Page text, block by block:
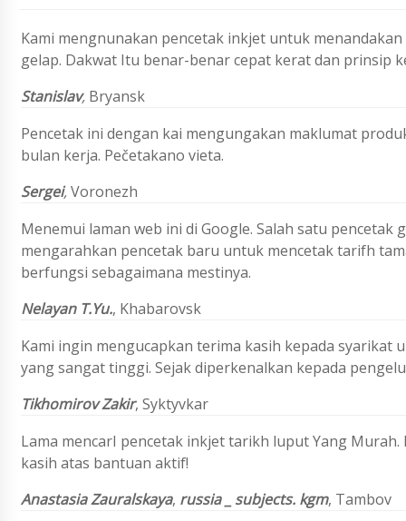
Kami mengnunakan pencetak inkjet untuk
gelap. Dakwat Itu benar-benar cepat kerat dan prinsip
Stanislav, Bryansk
Pencetak ini dengan kai mengungakan maklumat
bulan kerja. Pečetakano vieta.
Sergei,Voronezh
Menemui laman web ini di Google. Salah satu
mengarahkan pencetak baru untuk mencetak tarifh
berfungsi sebagaimana mestinya.
Nelayan T.Yu., Khabarovsk
Kami ingin mengucapkan terima kasih kepada
yang sangat tinggi. Sejak diperkenalkan kepada
TikhomirovZakir, Syktyvkar
Lama mencarI pencetak inkjet tarikh luput Yang
kasih atas bantuan aktif!
Anastasia Zauralskaya, russia _ subjects. kgm, Tambov